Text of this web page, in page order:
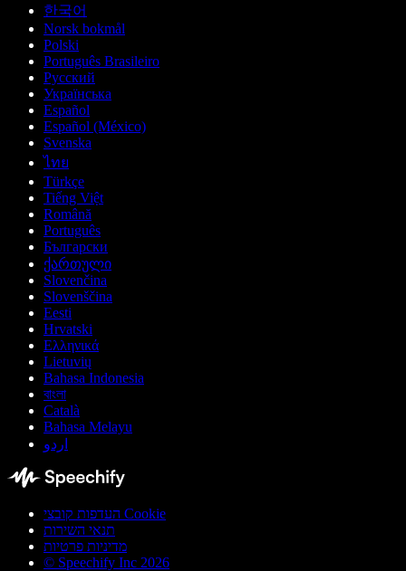
한국어
Norsk bokmål
Polski
Português Brasileiro
Русский
Українська
Español
Español (México)
Svenska
ไทย
Türkçe
Tiếng Việt
Română
Português
Български
ქართული
Slovenčina
Slovenščina
Eesti
Hrvatski
Ελληνικά
Lietuvių
Bahasa Indonesia
বাংলা
Català
Bahasa Melayu
اردو
העדפות קובצי Cookie
תנאי השירות
מדיניות פרטיות
© Speechify Inc 2026